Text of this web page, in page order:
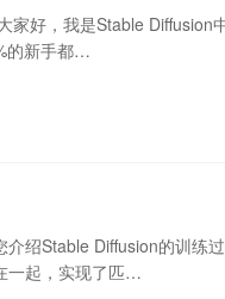
家好，我是Stable Diffusion
的新手都…
绍Stable Diffusion的训练过
一起，实现了匹…